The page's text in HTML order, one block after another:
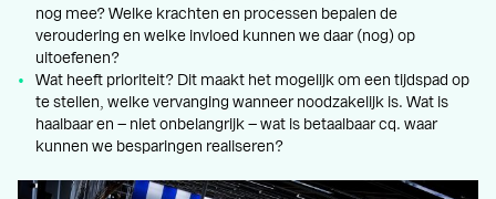
nog mee? Welke krachten en processen bepalen de
veroudering en welke invloed kunnen we daar (nog) op
uitoefenen?
Wat heeft prioriteit? Dit maakt het mogelijk om een tijdspad op
te stellen, welke vervanging wanneer noodzakelijk is. Wat is
haalbaar en – niet onbelangrijk – wat is betaalbaar cq. waar
kunnen we besparingen realiseren?